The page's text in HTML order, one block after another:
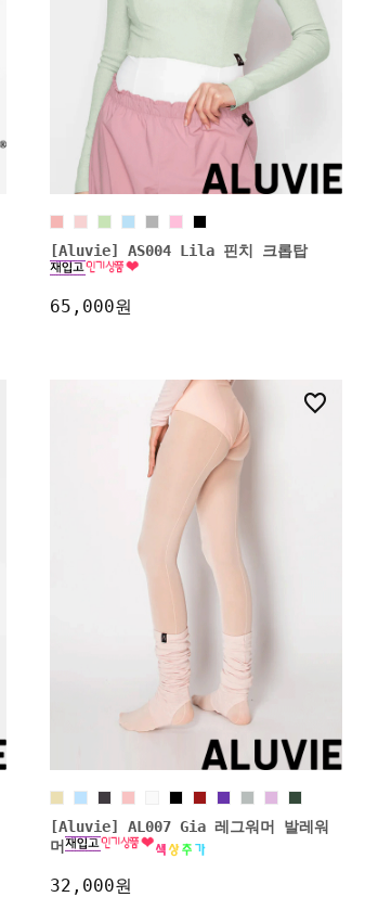
[Aluvie] AS004 Lila 핀치 크롭탑
65,000원
[Aluvie] AL007 Gia 레그워머 발레워
머
32,000원